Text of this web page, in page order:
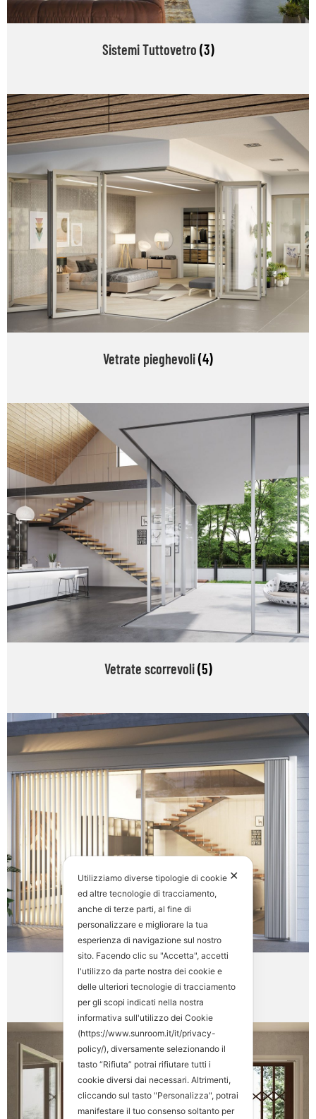
Sistemi Tuttovetro (3)
Vetrate pieghevoli(4)
Vetrate scorrevoli(5)
Sistemi Oscuranti(4)
✕
Utilizziamo diverse tipologie di cookie
ed altre tecnologie di tracciamento,
anche di terze parti, al fine di
personalizzare e migliorare la tua
esperienza di navigazione sul nostro
sito. Facendo clic su "Accetta", accetti
l'utilizzo da parte nostra dei cookie e
delle ulteriori tecnologie di tracciamento
per gli scopi indicati nella nostra
informativa sull'utilizzo dei Cookie
(https://www.sunroom.it/it/privacy-
policy/), diversamente selezionando il
tasto “Rifiuta” potrai rifiutare tutti i
cookie diversi dai necessari. Altrimenti,
cliccando sul tasto "Personalizza", potrai
manifestare il tuo consenso soltanto per